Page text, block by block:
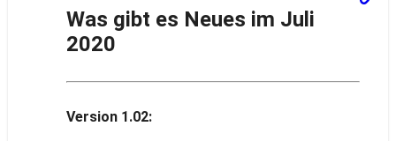
Was gibt es Neues im Juli
2020
Version 1.02: